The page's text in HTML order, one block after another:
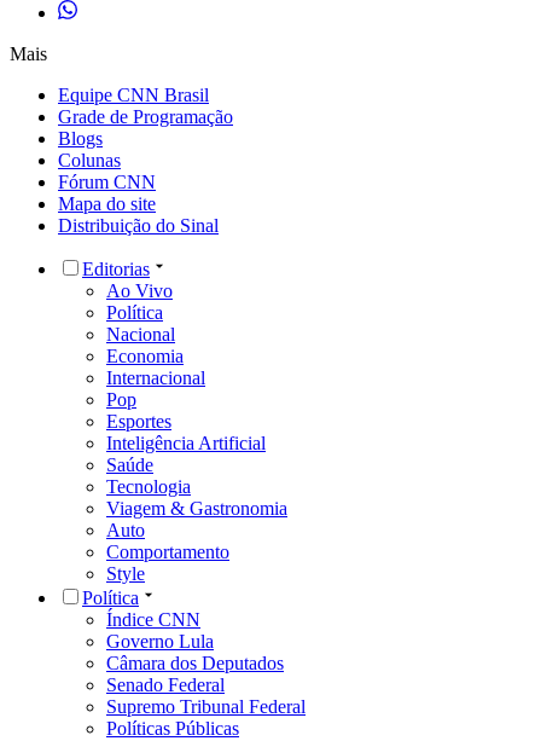
Mais
Equipe CNN Brasil
Grade de Programação
Blogs
Colunas
Fórum CNN
Mapa do site
Distribuição do Sinal
Editorias
Ao Vivo
Política
Nacional
Economia
Internacional
Pop
Esportes
Inteligência Artificial
Saúde
Tecnologia
Viagem & Gastronomia
Auto
Comportamento
Style
Política
Índice CNN
Governo Lula
Câmara dos Deputados
Senado Federal
Supremo Tribunal Federal
Políticas Públicas